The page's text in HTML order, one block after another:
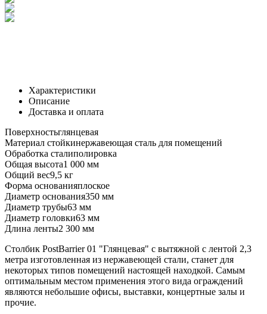
Характеристики
Описание
Доставка и оплата
Поверхностьглянцевая
Материал стойкинержавеющая сталь для помещений
Обработка сталиполировка
Общая высота1 000 мм
Общий вес9,5 кг
Форма основанияплоское
Диаметр основания350 мм
Диаметр трубы63 мм
Диаметр головки63 мм
Длина ленты2 300 мм
Столбик PostBarrier 01 "Глянцевая" с вытяжной с лентой 2,3
метра изготовленная из нержавеющей стали, станет для
некоторых типов помещений настоящей находкой. Самым
оптимальным местом применения этого вида ограждений
являются небольшие офисы, выставки, концертные залы и
прочие.